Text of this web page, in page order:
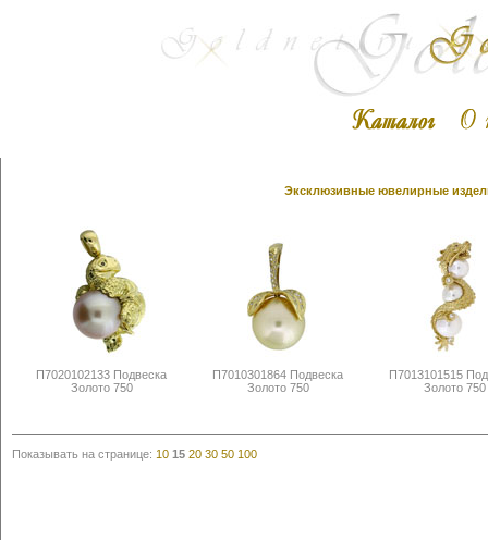
Эксклюзивные ювелирные
П7020102133 Подвеска
Золото 750
П7010301864 Подвеска
Золото 750
П7013101515
Золото 750
Показывать на странице: 10 15 20 30 50 100